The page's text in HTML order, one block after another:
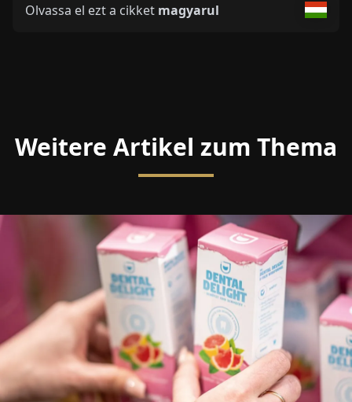
Olvassa el ezt a cikket magyarul
Weitere Artikel zum Thema